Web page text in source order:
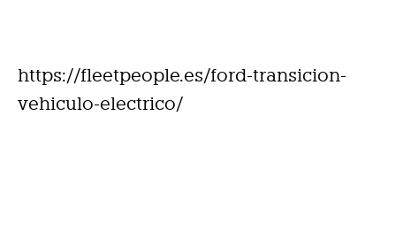
https://fleetpeople.es/ford-transicion-
vehiculo-electrico/